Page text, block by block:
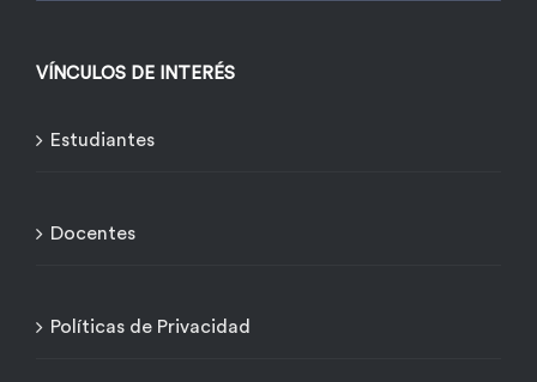
VÍNCULOS DE INTERÉS
Estudiantes
Docentes
Políticas de Privacidad